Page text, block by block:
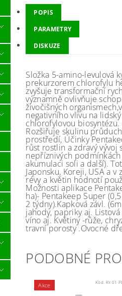
POPIS
PARAMETRY
DISKUZE
Složka 5-amino-levulová
prekurzorem chlorofylu
zvyšuje transformační
významně ovlivňuje
živočišných
negativního vlivu na
chlorofylovou
Rozšiřuje skulinu
prostředí, Účinky
růst rostlin a zdravý
nepříznivých
akumulaci soli a další).
Japonsku, Koreji, USA a
révy a květin hodnotí
Možnosti aplikace
ha)- Pentakeep Super
2 týdny).Kapková závl.
jahody, papriky aj.
víno aj. Květiny -růže,
travní porosty .Ovocné
PODOBNÉ
Akce Kód: RY 01